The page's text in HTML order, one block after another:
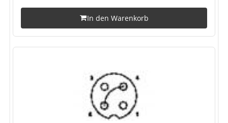
In den Warenkorb